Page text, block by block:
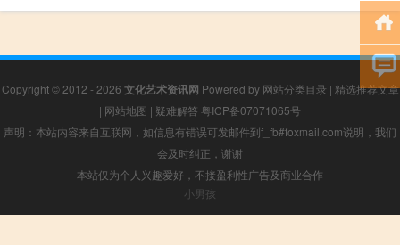
Copyright © 2012 - 2026 文化艺术资讯网 Powered by 网站分类目录 | 精选推荐文章
| 网站地图 | 疑难解答 粤ICP备07071065号
声明：本站内容来自互联网，如信息有错误可发邮件到f_fb#foxmail.com说明，我们
会及时纠正，谢谢
本站仅为个人兴趣爱好，不接盈利性广告及商业合作
小男孩